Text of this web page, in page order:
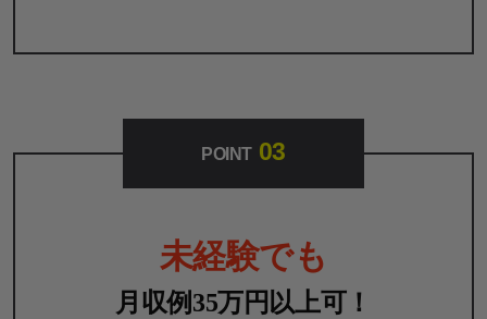
POINT 03
未経験でも
月収例35万円以上可！